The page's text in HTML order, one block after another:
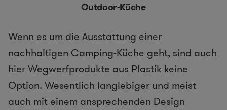
Outdoor-Küche
Wenn es um die Ausstattung einer
nachhaltigen Camping-Küche geht, sind auch
hier Wegwerfprodukte aus Plastik keine
Option. Wesentlich langlebiger und meist
auch mit einem ansprechenden Design